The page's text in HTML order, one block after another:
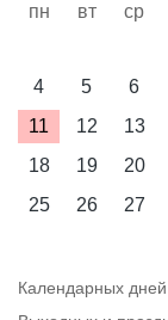
пн вт ср
4
5 6
11
12 13
18
19 20
25
26 27
Календарных дней